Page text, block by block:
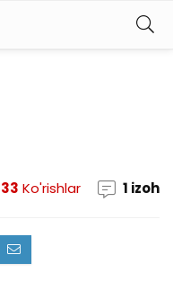
Ko'rishlar 1 izoh